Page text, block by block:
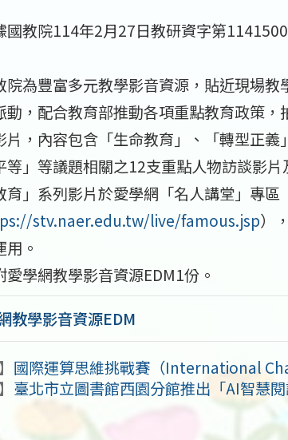
國教院114年2月27日教研資字第
院為豐富多元教學影音資源，貼近現場教
動，配合教育部推動各項重點教育政策，
片，內容包含「生命教育」、「轉型正義
等」等議題相關之12支重點人物訪談影片
育」系列影片於愛學網「名人講堂」專區
stv.naer.edu.tw/live/famous.jsp）
。
愛學網教學影音資源EDM1份。
教學影音資源EDM
國際運算思維挑戰賽（International
臺北市立圖書館西園分館推出「AI智慧